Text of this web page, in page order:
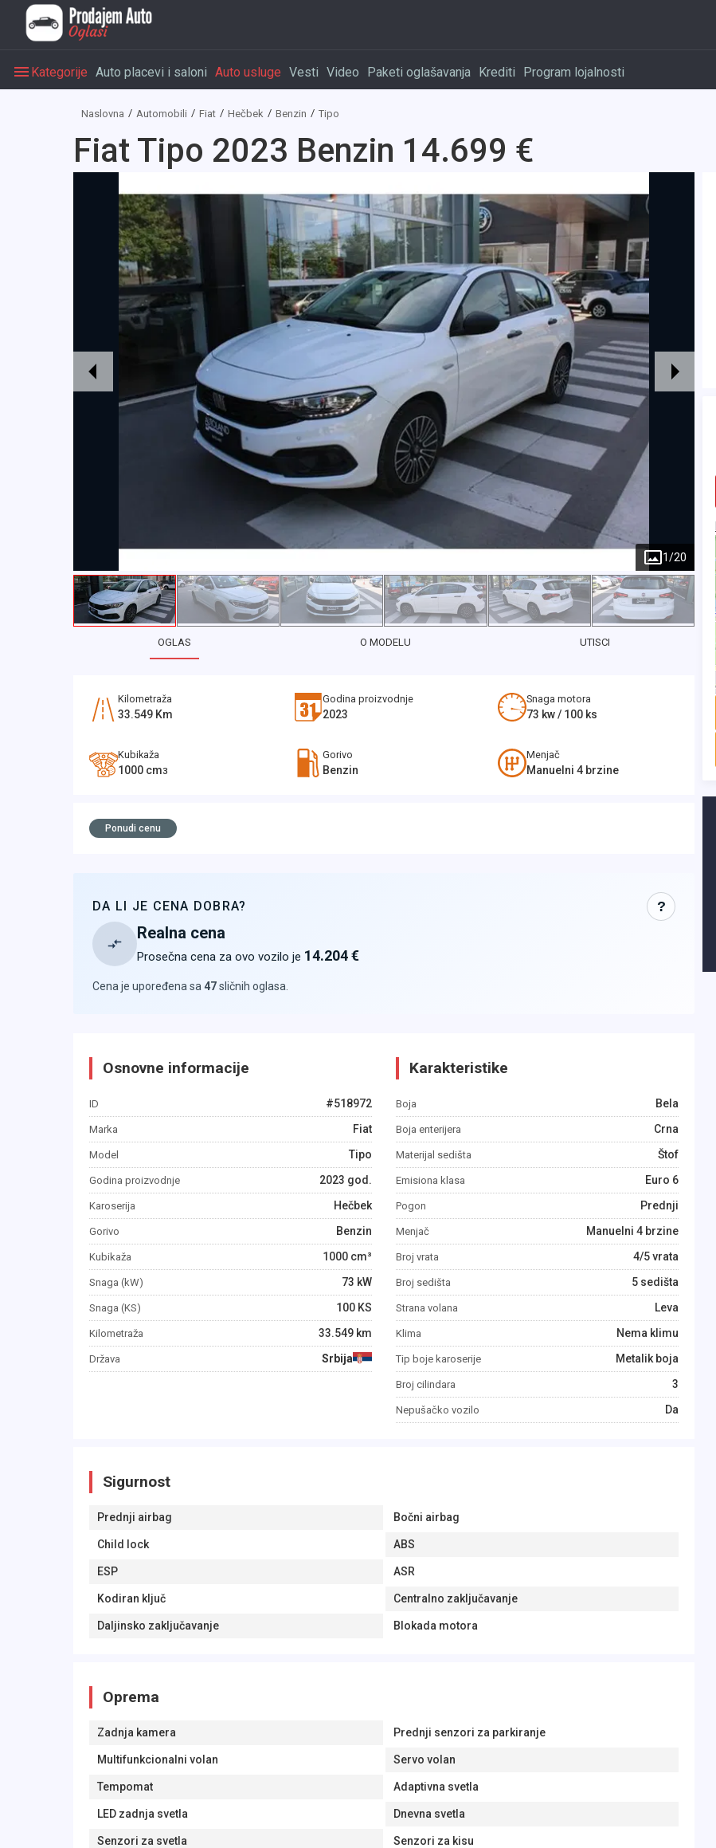
Kategorije Auto placevi i saloni Auto usluge Vesti Video Paketi oglašavanja Krediti Program lojalnosti
Naslovna Automobili Fiat Hečbek Benzin Tipo
Fiat Tipo 2023 Benzin 14.699 €
1/20
OGLAS O MODELU UTISCI
Kilometraža
33.549 Km
Godina proizvodnje
2023
Snaga motora
73 kw / 100 ks
Kubikaža
1000 cm3
Gorivo
Benzin
Menjač
Manuelni 4 brzine
Ponudi cenu
DA LI JE CENA DOBRA? ?
Realna cena
Prosečna cena za ovo vozilo je 14.204 €
Cena je upoređena sa 47sličnih oglasa
Osnovne informacije
ID #518972
Marka Fiat
Model Tipo
Godina proizvodnje 2023 god.
Karoserija Hečbek
Gorivo Benzin
Kubikaža 1000 cm³
Snaga (kW) 73 kW
Snaga (KS) 100 KS
Kilometraža 33.549 km
Država Srbija
Karakteristike
Boja Bela
Boja enterijera Crna
Materijal sedišta Štof
Emisiona klasa Euro 6
Pogon Prednji
Menjač Manuelni 4 brzine
Broj vrata 4/5 vrata
Broj sedišta 5 sedišta
Strana volana Leva
Klima Nema klimu
Tip boje karoserije Metalik boja
Broj cilindara 3
Nepušačko vozilo Da
Sigurnost
Prednji airbag Bočni airbag
Child lock ABS
ESP ASR
Kodiran ključ Centralno zaključavanje
Daljinsko zaključavanje Blokada motora
Oprema
Zadnja kamera Prednji senzori za parkiranje
Multifunkcionalni volan Servo volan
Tempomat Adaptivna svetla
LED zadnja svetla Dnevna svetla
Senzori za svetla Senzori za kisu